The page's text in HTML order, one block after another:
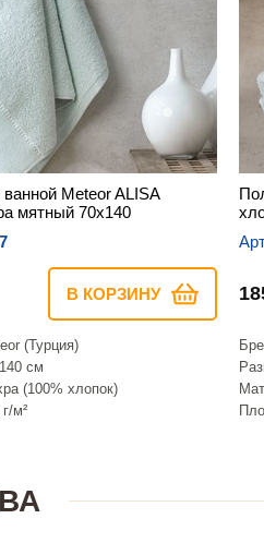
Meteor ALISA
мятный 70х140
В КОРЗИНУ
(Турция)
см
(100% хлопок)
м²